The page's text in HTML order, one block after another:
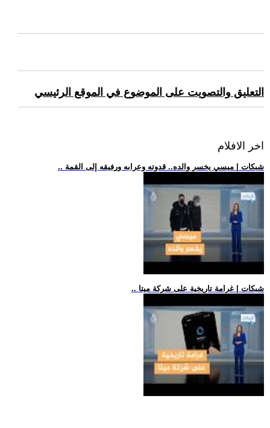
التعليق والتصويت على الموضوع في الموقع الرئيسي
اخر الافلام
.. شبكات | ميسي يخسر والده.. قدوته وعرابه ورفيقه إلى القمة
.. شبكات | غرامة تاريخية على شركة ميتا